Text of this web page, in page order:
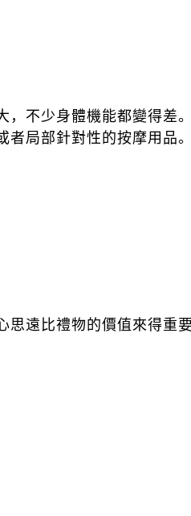
，不少身體機能都變得差
局部針對性的按摩用品。
遠比禮物的價值來得重要